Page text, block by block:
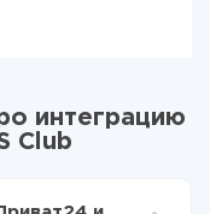
интеграцию
Club